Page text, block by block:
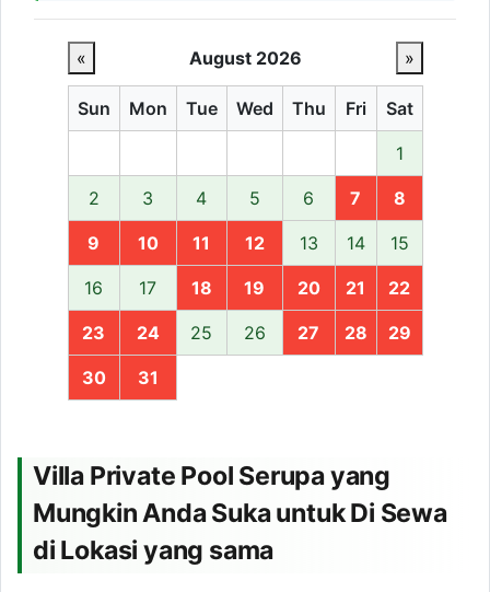
« August 2026 »
Sun Mon Tue Wed Thu Fri Sat
1
2 3 4 5 6 7 8
9 10 11 12 13 14 15
16 17 18 19 20 21 22
23 24 25 26 27 28 29
30 31
Villa Private Pool Serupa yang
Mungkin Anda Suka untuk Di Sewa
di Lokasi yang sama